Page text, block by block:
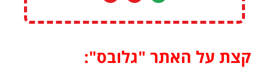
קצת על האתר "גלובס":